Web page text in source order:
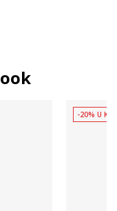
-20% U